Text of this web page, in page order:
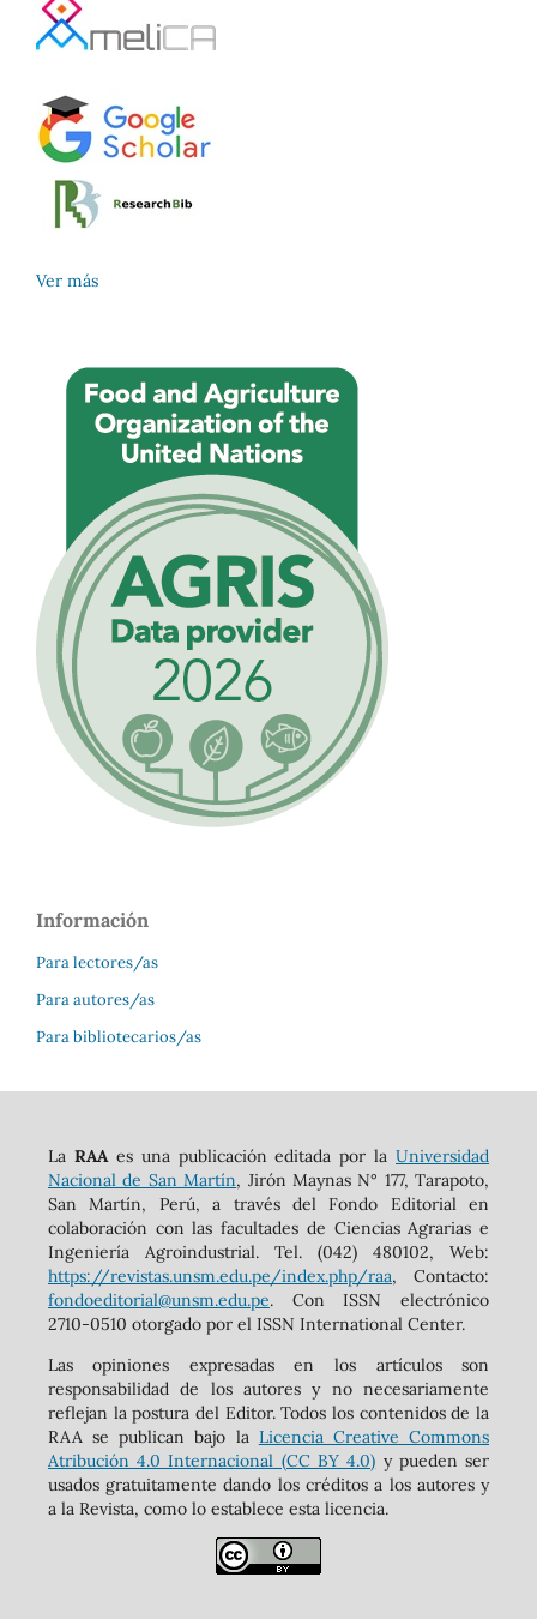
Ver más
Información
Para lectores/as
Para autores/as
Para bibliotecarios/as
La RAAes una publicación editada por laUniversidad
Nacional de San Martín, Jirón Maynas N° 177, Tarapoto,
San Martín, Perú, a través del Fondo Editorial en
colaboración con las facultades de Ciencias Agrarias e
Ingeniería Agroindustrial. Tel. (042) 480102, Web:
https://revistas.unsm.edu.pe/index.php/raa, Contacto:
fondoeditorial@unsm.edu.pe. Con ISSN electrónico
2710-0510 otorgado por el ISSN International Center.
Las opiniones expresadas en los artículos son
responsabilidad de los autores y no necesariamente
reflejan la postura del Editor. Todos los contenidos de la
RAA se publican bajo la Licencia Creative Commons
Atribución 4.0 Internacional (CC BY 4.0) y pueden ser
usados gratuitamente dando los créditos a los autores y
a la Revista, como lo establece esta licencia.